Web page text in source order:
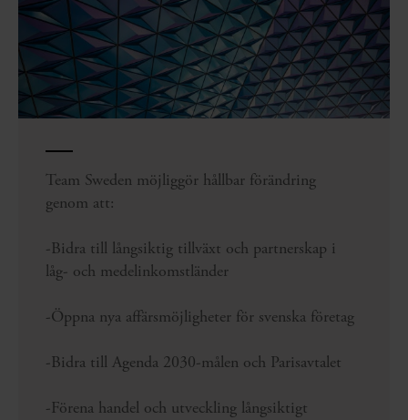
Team Sweden möjliggör hållbar förändring
genom att:
-Bidra till långsiktig tillväxt och partnerskap i
låg- och medelinkomstländer
-Öppna nya affärsmöjligheter för svenska företag
-Bidra till Agenda 2030-målen och Parisavtalet
-Förena handel och utveckling långsiktigt